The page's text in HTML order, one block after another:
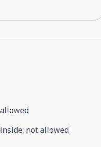
: not allowed